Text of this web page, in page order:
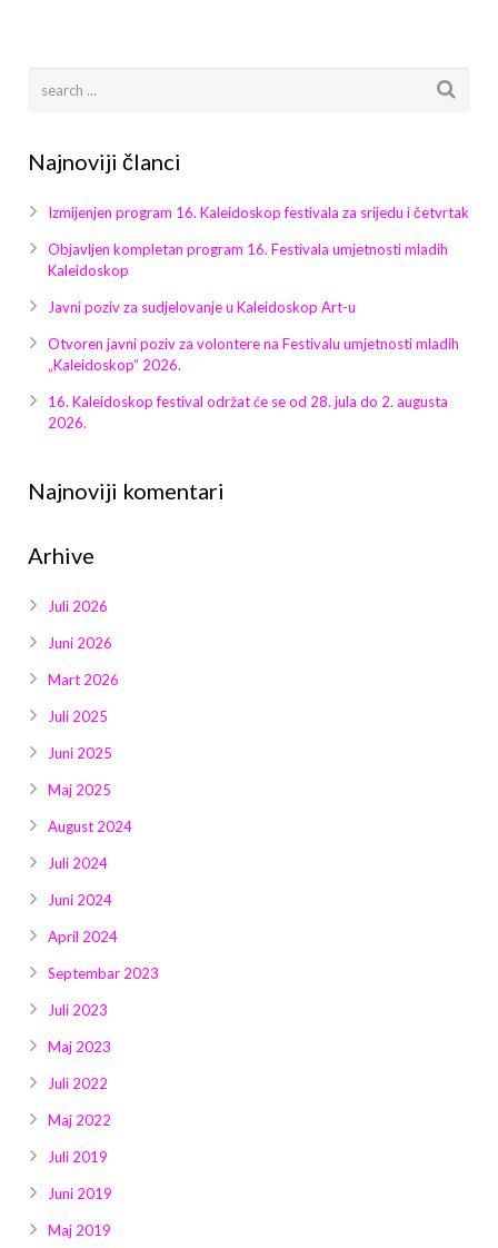
Video 2012
Video 2015
Video 2016
Video 2017
Video 2018
Galerija 2011
Galerija 2014
Galerija 2015
Galerija 2016
Galerija 2017
Galerija 2019
Galerija 2022
Galerija 2023
Galerija 2025
Kontakt
Najnoviji članci
Izmijenjen program 16. Kaleidoskop festivala za srijedu i četvrtak
Objavljen kompletan program 16. Festivala umjetnosti mladih
Kaleidoskop
Javni poziv za sudjelovanje u Kaleidoskop Art-u
Otvoren javni poziv za volontere na Festivalu umjetnosti mladih
„Kaleidoskop“ 2026.
16. Kaleidoskop festival održat će se od 28. jula do 2. augusta
2026.
Najnoviji komentari
Arhive
Juli 2026
Juni 2026
Mart 2026
Juli 2025
Juni 2025
Maj 2025
August 2024
Juli 2024
Juni 2024
April 2024
Septembar 2023
Juli 2023
Maj 2023
Juli 2022
Maj 2022
Juli 2019
Juni 2019
Maj 2019